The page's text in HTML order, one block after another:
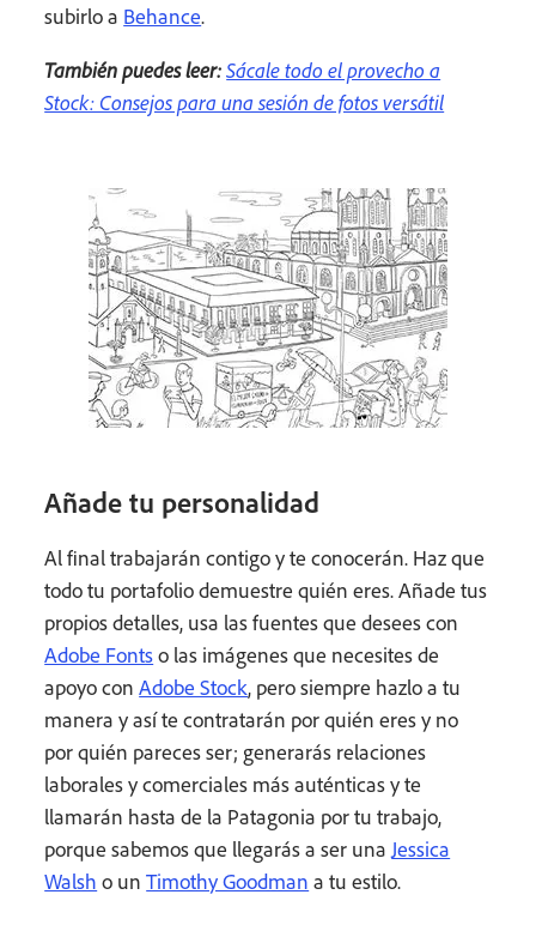
subirlo a Behance.
También puedes leer:Sácale todo el provecho a
Stock: Consejos para una sesión de fotos versátil
Añade tu personalidad
Al final trabajarán contigo y te conocerán. Haz que
todo tu portafolio demuestre quién eres. Añade tus
propios detalles, usa las fuentes que desees con
Adobe Fontso las imágenes que necesites de
apoyo conAdobe Stock, pero siempre hazlo a tu
manera y así te contratarán por quién eres y no
por quién pareces ser; generarás relaciones
laborales y comerciales más auténticas y te
llamarán hasta de la Patagonia por tu trabajo,
porque sabemos que llegarás a ser una Jessica
Walsh o unTimothy Goodman a tu estilo.